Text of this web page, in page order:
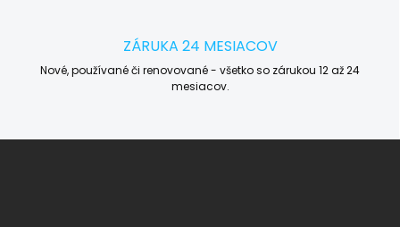
ZÁRUKA 24 MESIACOV
Nové, používané či renovované - všetko so zárukou 12 až 24
mesiacov.